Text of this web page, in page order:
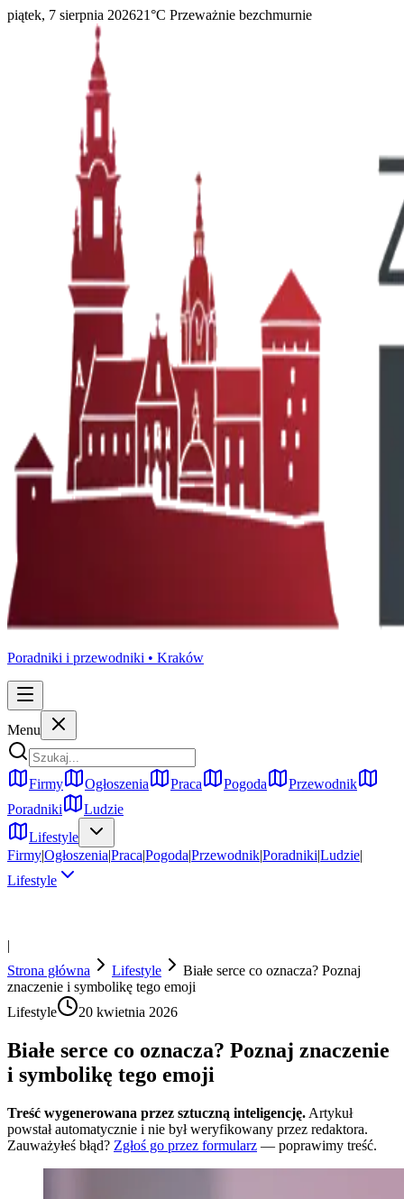
piątek, 7 sierpnia 202621°C Przeważnie bezchmurnie
Poradniki i przewodniki • Kraków
Menu
Firmy Ogłoszenia Praca Pogoda
Przewodnik
Poradniki
Ludzie
Lifestyle
Firmy|Ogłoszenia|Praca|Pogoda|Przewodnik|Poradniki|Ludzie|
Lifestyle
|
Strona główna
Lifestyle
Białe serce co oznacza? Poznaj
znaczenie i symbolikę tego emoji
Lifestyle
20 kwietnia 2026
Białe serce co oznacza? Poznaj znaczenie
i symbolikę tego emoji
Treść wygenerowana przez sztuczną inteligencję. Artykuł
powstał automatycznie i nie był weryfikowany przez redaktora.
Zauważyłeś błąd? Zgłoś go przez formularz — poprawimy treść.